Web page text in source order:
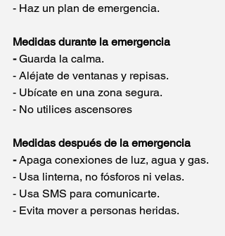
- Haz un plan de emergencia.
Medidas durante la emergencia
- Guarda la calma.
- Aléjate de ventanas y repisas.
- Ubícate en una zona segura.
- No utilices ascensores
Medidas después de la emergencia
- Apaga conexiones de luz, agua y gas.
- Usa linterna, no fósforos ni velas.
- Usa SMS para comunicarte.
- Evita mover a personas heridas.